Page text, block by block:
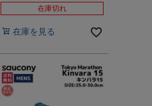
在庫切れ
在庫を見る